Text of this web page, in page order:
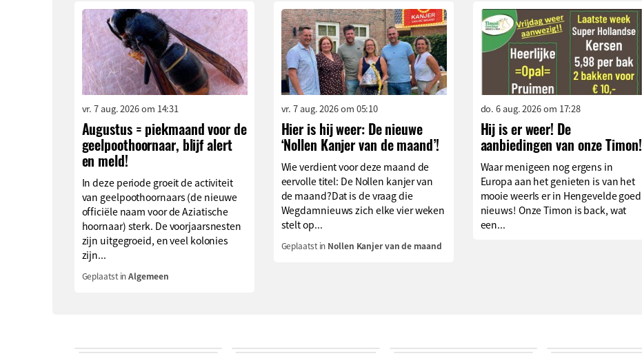
vr. 7 aug. 2026 om 14:31
Augustus = piekmaand voor de
geelpoothoornaar, blijf alert
en meld!
In deze periode groeit de activiteit
van geelpoothoornaars (de nieuwe
officiële naam voor de Aziatische
hoornaar) sterk. De voorjaarsnesten
zijn uitgegroeid, en veel kolonies
zijn...
Geplaatst inAlgemeen
vr. 7 aug. 2026 om 05:10
Hier is hij weer: De nieuwe
‘Nollen Kanjer van de maand’!
Wie verdient voor deze maand de
eervolle titel: De Nollen kanjer van
de maand?Dat is de vraag die
Wegdamnieuws zich elke vier weken
stelt op...
Geplaatst in Nollen Kanjer van de maand
do. 6 aug. 2026 om 17:28
Hij is er weer! De
aanbiedingen van onze Timon!
Waar menigeen nog ergens in
Europa aan het genieten is van het
mooie weerIs er in Hengevelde goed
nieuws! Onze Timon is back, wat
een...